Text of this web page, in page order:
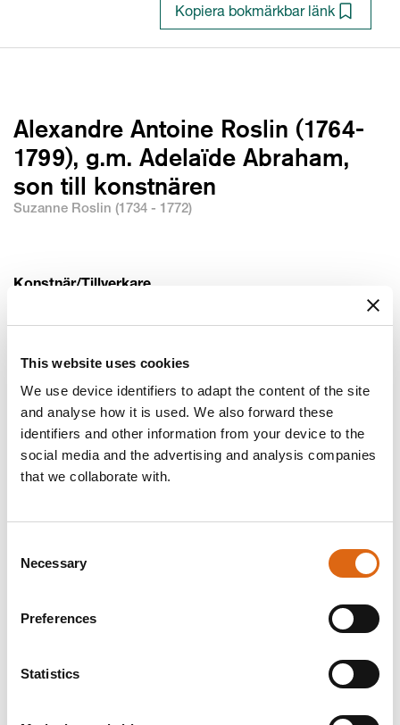
This website uses cookies
We use device identifiers to adapt the content of the site
and analyse how it is used. We also forward these
identifiers and other information from your device to the
social media and the advertising and analysis companies
that we collaborate with.
Selection
Necessary
Preferences
Statistics
Kopiera bokmärkbar länk
Alexandre Antoine Roslin (1764-
1799), g.m. Adelaïde Abraham,
son till konstnären
Suzanne Roslin (1734 - 1772)
Konstnär/Tillverkare
Utförd: Utf. ca 1765
Material / Teknik
Pastell på papper
Mått
h x b: Mått 62 x 51 cm
Inventarienummer
Titel (sv): Alexandre Antoine Roslin (1764-1799), g.m.
Adelaïde Abraham, son till konstnären
Etikett (sv): Alexandre-Antoine Roslin, konstnärens son